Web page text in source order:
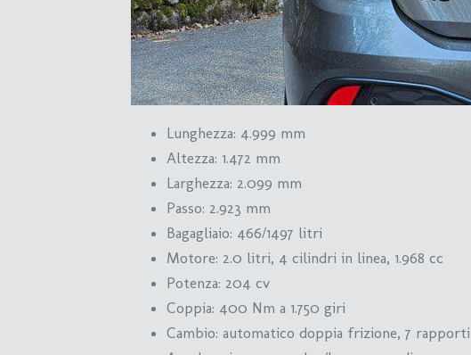
Lunghezza: 4.999 mm
Altezza: 1.472 mm
Larghezza: 2.099 mm
Passo: 2.923 mm
Bagagliaio: 466/1497 litri
Motore: 2.0 litri, 4 cilindri in linea, 1.968 cc
Potenza: 204 cv
Coppia: 400 Nm a 1.750 giri
Cambio: automatico doppia frizione, 7 rapporti